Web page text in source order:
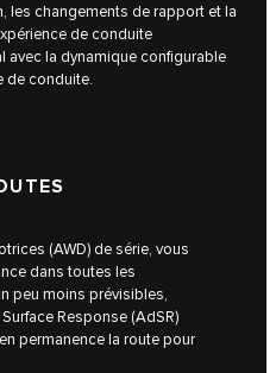
les changements de rapport et la
de conduite
avec la dynamique configurable
de conduite.
(AWD) de série, vous
dans toutes les
peu moins prévisibles,
Response (AdSR)
permanence la route pour